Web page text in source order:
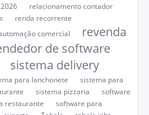
relacionamento contador
renda recorrente
comercial
revenda
de software
sistema delivery
para lanchonete
sistema para
sistema pizzaria
software
restaurante
software para